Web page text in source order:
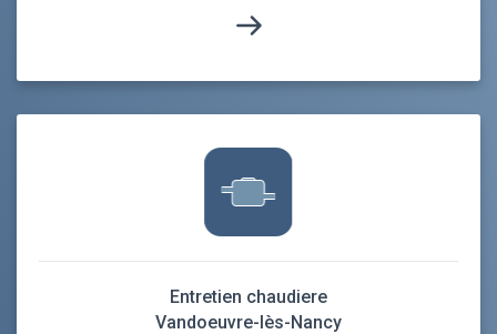
Entretien chaudiere
Vandoeuvre-lès-Nancy